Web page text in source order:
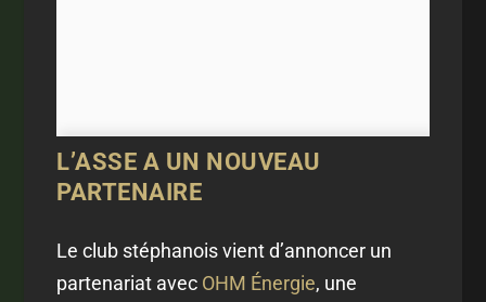
L’ASSE A UN NOUVEAU
PARTENAIRE
Le club stéphanois vient d’annoncer un
partenariat avec OHM Énergie, une